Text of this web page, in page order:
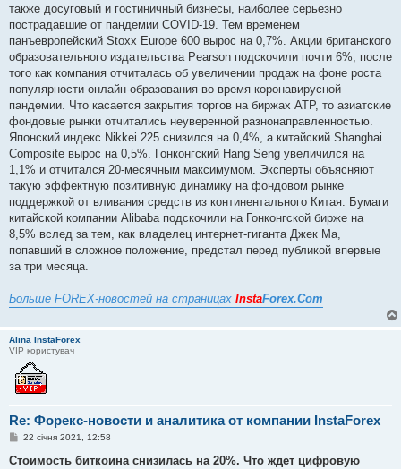
также досуговый и гостиничный бизнесы, наиболее серьезно
пострадавшие от пандемии COVID-19. Тем временем
панъевропейский Stoxx Europe 600 вырос на 0,7%. Акции британского
образовательного издательства Pearson подскочили почти 6%, после
того как компания отчиталась об увеличении продаж на фоне роста
популярности онлайн-образования во время коронавирусной
пандемии. Что касается закрытия торгов на биржах АТР, то азиатские
фондовые рынки отчитались неуверенной разнонаправленностью.
Японский индекс Nikkei 225 снизился на 0,4%, а китайский Shanghai
Composite вырос на 0,5%. Гонконгский Hang Seng увеличился на
1,1% и отчитался 20-месячным максимумом. Эксперты объясняют
такую эффектную позитивную динамику на фондовом рынке
поддержкой от вливания средств из континентального Китая. Бумаги
китайской компании Alibaba подскочили на Гонконгской бирже на
8,5% вслед за тем, как владелец интернет-гиганта Джек Ма,
попавший в сложное положение, предстал перед публикой впервые
за три месяца.
Больше FOREX-новостей на страницах InstaForex.Com
Alina InstaForex
VIP користувач
Re: Форекс-новости и аналитика от компании InstaForex
П
в
22 січня 2021, 12:58
Стоимость биткоина снизилась на 20%. Что ждет цифровую